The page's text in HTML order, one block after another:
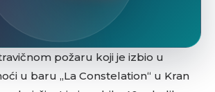
požaru koji je izbio u
u baru „La Constelation“ u Kran